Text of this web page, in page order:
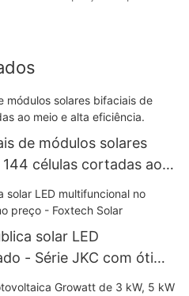
de módulos solares
células cortadas ao
solar LED
- Série JKC com ótimo